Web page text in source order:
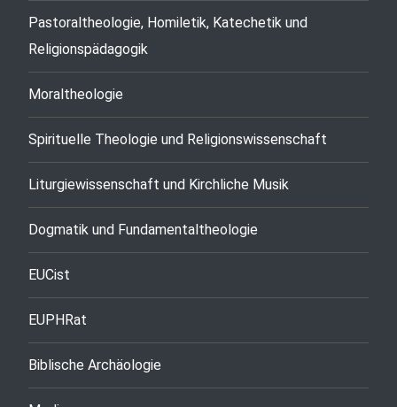
Pastoraltheologie, Homiletik, Katechetik und
Religionspädagogik
Moraltheologie
Spirituelle Theologie und Religionswissenschaft
Liturgiewissenschaft und Kirchliche Musik
Dogmatik und Fundamentaltheologie
EUCist
EUPHRat
Biblische Archäologie